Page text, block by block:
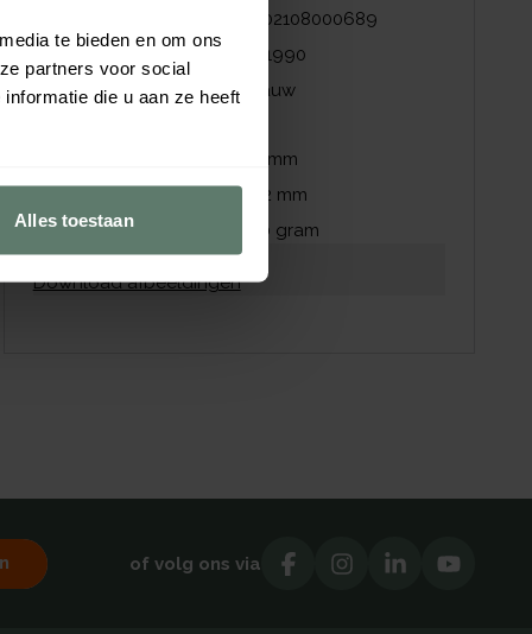
te bieden en om ons
partners voor social
die u aan ze heeft
Alles toestaan
5702108000689
441990
Kleur
Blauw
mm
192 mm
Gewicht
120 gram
Download productblad
Download afbeeldingen
of volg ons via